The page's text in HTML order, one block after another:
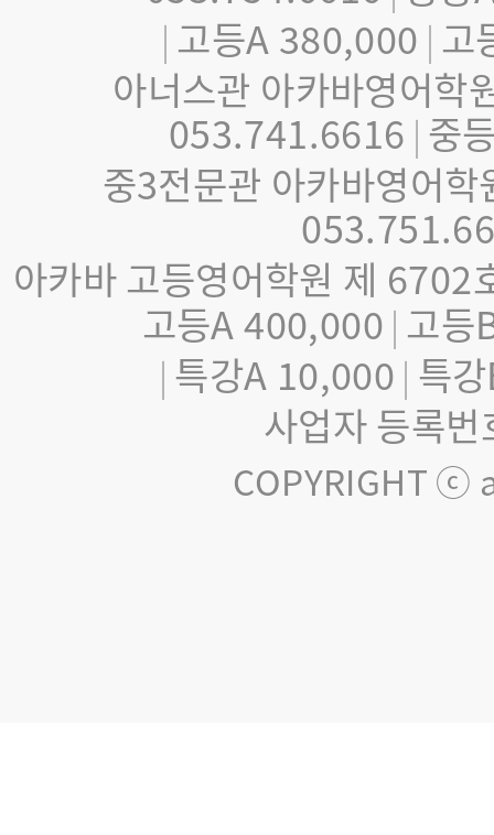
| 고등A 380,000 | 고
아너스관 아카바영어
053.741.6616 | 중
중3전문관 아카바영어
아카바 고등영어학원 제
고등A 400,000 | 고등
| 특강A 10,000 | 특
사업자 등록
COPYRIGHT ⓒ